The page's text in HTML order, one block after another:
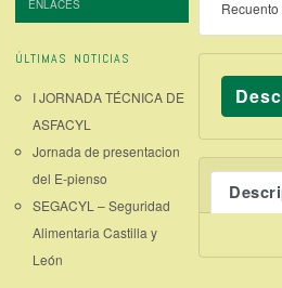
ENLACES
ÚLTIMAS NOTICIAS
I JORNADA TÉCNICA DE
ASFACYL
Jornada de presentacion
del E-pienso
SEGACYL – Seguridad
Alimentaria Castilla y
León